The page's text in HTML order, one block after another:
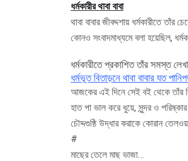
ধর্মকারীর থাবা বাবা
থাবা বাবার জীবদ্দশায় ধর্মকারীতে
কোনও সংবাদমাধ্যমে বলা হয়েছিল,
ধর্মকারীতে প্রকাশিত তাঁর সমস্ত
ধর্মভূত বিতাড়নে থাবা বাবার যত
আজকের এই দিনে সেই বই থেকে তাঁর
হাত পা ভাল করে ধুয়ে, সুন্দর ও
চৌদ্দগুষ্ঠি উদ্ধার করাকে কোরান
#
মাছের তেলে মাছ ভাজা…